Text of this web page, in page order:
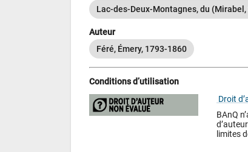
Lac-des-Deux-Montagnes, du
Auteur
Féré, Émery, 1793-1860
Conditions d’utilisation
Droit
BAnQ
limites